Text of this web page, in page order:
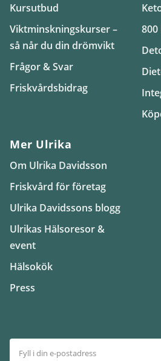
Kursutbud
Viktminskningskurser –
så når du din drömvikt
Frågor & Svar
Friskvårdsbidrag
800
Mer Ulrika
Om Ulrika Davidsson
Friskvård för företag
Ulrika Davidssons blogg
Ulrikas Hälsoresor &
event
Hälsokök
Press